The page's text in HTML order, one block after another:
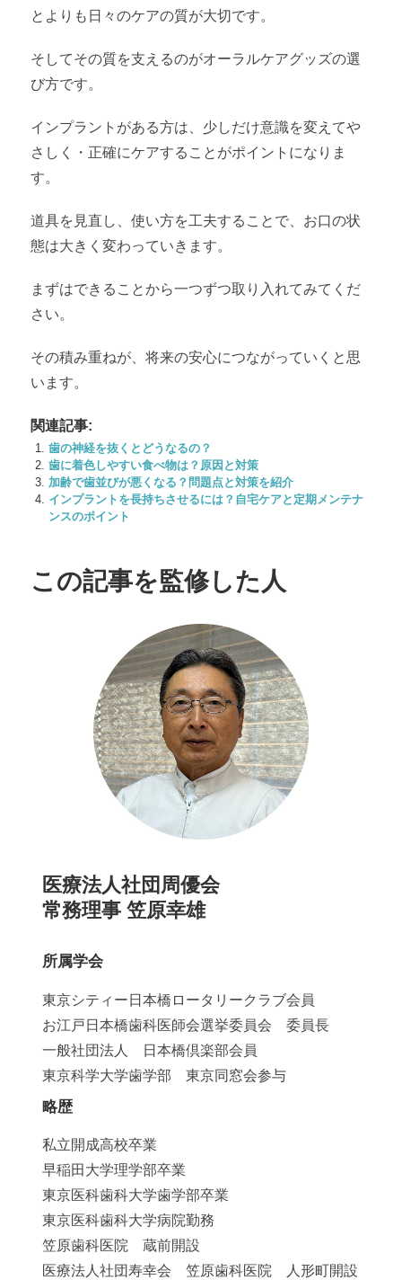
とよりも日々のケアの質が大切です。
そしてその質を支えるのがオーラルケアグッズの選
び方です。
インプラントがある方は、少しだけ意識を変えてや
さしく・正確にケアすることがポイントになりま
す。
道具を見直し、使い方を工夫することで、お口の状
態は大きく変わっていきます。
まずはできることから一つずつ取り入れてみてくだ
さい。
その積み重ねが、将来の安心につながっていくと思
います。
関連記事:
歯の神経を抜くとどうなるの？
歯に着色しやすい食べ物は？原因と対策
加齢で歯並びが悪くなる？問題点と対策を紹介
インプラントを長持ちさせるには？自宅ケアと定期メンテナ
ンスのポイント
この記事を監修した人
医療法人社団周優会
常務理事 笠原幸雄
所属学会
東京シティー日本橋ロータリークラブ会員
お江戸日本橋歯科医師会選挙委員会 委員長
一般社団法人 日本橋倶楽部会員
東京科学大学歯学部 東京同窓会参与
略歴
私立開成高校卒業
早稲田大学理学部卒業
東京医科歯科大学歯学部卒業
東京医科歯科大学病院勤務
笠原歯科医院 蔵前開設
医療法人社団寿幸会 笠原歯科医院 人形町開設